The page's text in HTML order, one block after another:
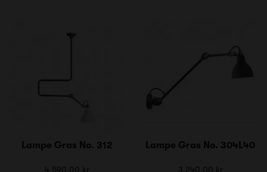
Lampe Gras No. 312
4 590,00 kr
Lampe Gras No. 304L40
3 240,00 kr